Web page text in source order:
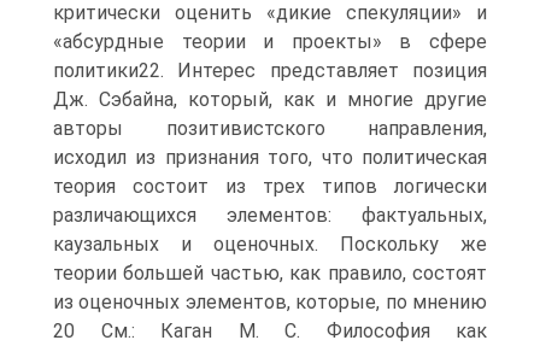
критически оценить «дикие спекуляции» и
«абсурдные теории и проекты» в сфере
политики22. Интерес представляет позиция
Дж. Сэбайна, который, как и многие другие
авторы позитивистского направления,
исходил из признания того, что политическая
теория состоит из трех типов логически
различающихся элементов: фактуальных,
каузальных и оценочных. Поскольку же
теории большей частью, как правило, состоят
из оценочных элементов, которые, по мнению
20 См.: Каган М. С. Философия как